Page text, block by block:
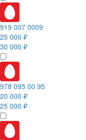
919 007 0009
25 000 ₽
30 000 ₽
978 095 00 95
20 000 ₽
25 000 ₽